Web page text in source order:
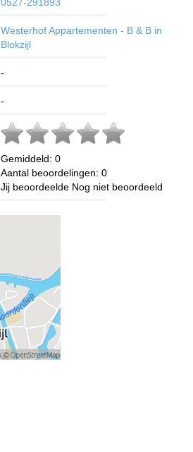
Westerhof Appartementen - B & B in
Blokzijl
-
-
Gemiddeld: 0
Aantal beoordelingen: 0
Jij beoordeelde Nog niet beoordeeld